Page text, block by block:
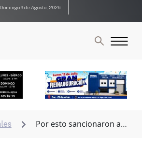
Domingo 9 de Agosto, 2026

Por esto sancionaron a